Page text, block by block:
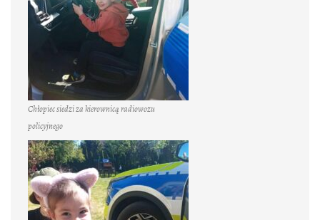
Chłopiec siedzi za kierownicą radiowozu
policyjnego